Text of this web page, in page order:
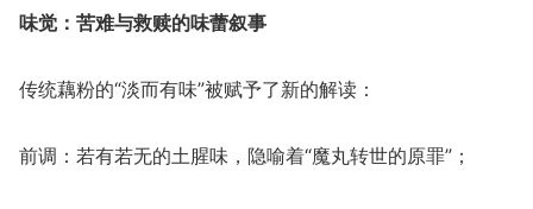
味觉：苦难与救赎的味蕾叙事
传统藕粉的“淡而有味”被赋予了新的解读：
前调：若有若无的土腥味，隐喻着“魔丸转世的原罪”；